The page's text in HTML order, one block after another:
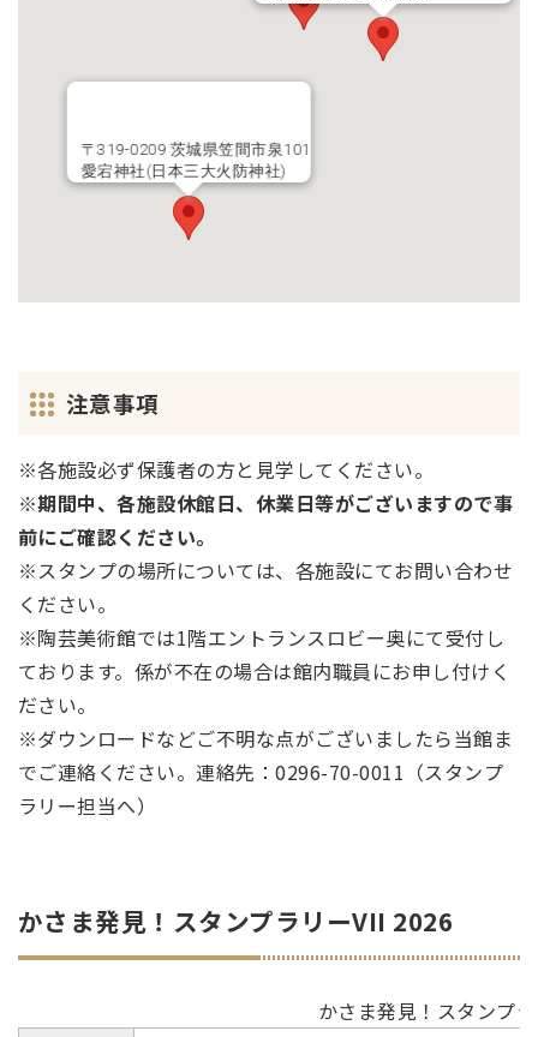
〒319-0209 茨城県笠間市泉101
愛宕神社(日本三大火防神社)
注意事項
※各施設必ず保護者の方と見学してください。
※期間中、各施設休館日、休業日等がございますので事
前にご確認ください。
※スタンプの場所については、各施設にてお問い合わせ
ください。
※陶芸美術館では1階エントランスロビー奥にて受付し
ております。係が不在の場合は館内職員にお申し付けく
ださい。
※ダウンロードなどご不明な点がございましたら当館ま
でご連絡ください。連絡先：0296-70-0011（スタンプ
ラリー担当へ）
かさま発見！スタンプラリーVII 2026
かさま発見！スタンプ